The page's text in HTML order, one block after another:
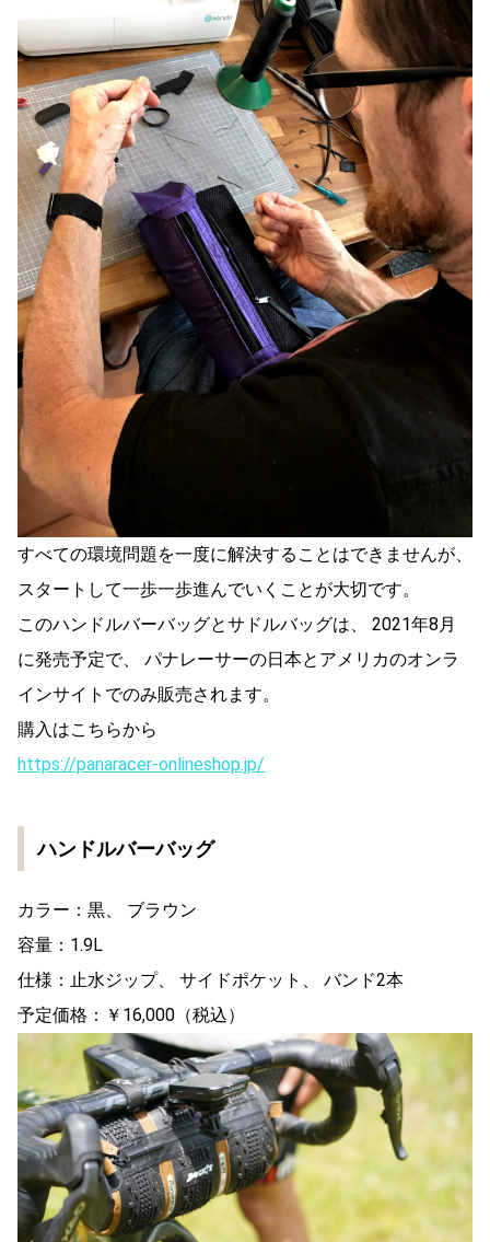
すべての環境問題を一度に解決することはできませんが、
スタートして一歩一歩進んでいくことが大切です。
このハンドルバーバッグとサドルバッグは、 2021年8月
に発売予定で、 パナレーサーの日本とアメリカのオンラ
インサイトでのみ販売されます。
購入はこちらから
https://panaracer-onlineshop.jp/
ハンドルバーバッグ
カラー：黒、 ブラウン
容量：1.9L
仕様：止水ジップ、 サイドポケット、 バンド2本
予定価格：￥16,000（税込）